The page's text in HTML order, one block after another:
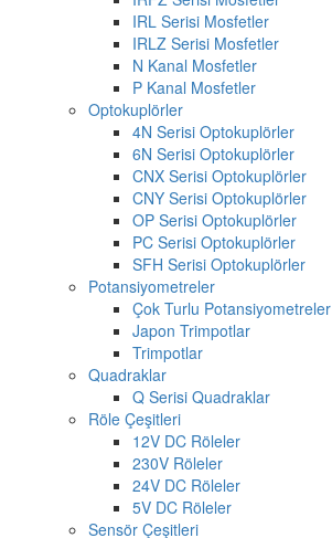
IRL Serisi Mosfetler
IRLZ Serisi Mosfetler
N Kanal Mosfetler
P Kanal Mosfetler
Optokuplörler
4N Serisi Optokuplörler
6N Serisi Optokuplörler
CNX Serisi Optokuplörler
CNY Serisi Optokuplörler
OP Serisi Optokuplörler
PC Serisi Optokuplörler
SFH Serisi Optokuplörler
Potansiyometreler
Çok Turlu Potansiyometreler
Japon Trimpotlar
Trimpotlar
Quadraklar
Q Serisi Quadraklar
Röle Çeşitleri
12V DC Röleler
230V Röleler
24V DC Röleler
5V DC Röleler
Sensör Çeşitleri